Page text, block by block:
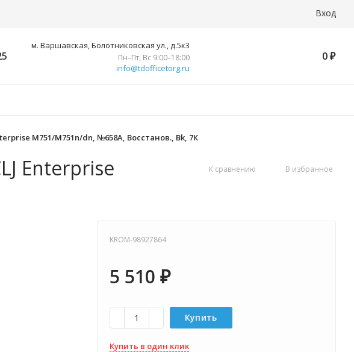
Вход
м. Варшавская, Болотниковская ул., д.5к3
Пн–Пт, Вс 9:00–18:00
info@tdofficetorg.ru
0 ₽
M751/M751n/dn, №658A, Восстанов., Bk, 7К
Enterprise
К сравнению В избранное
KROM-98927864
5 510 ₽
Купить
Купить в один клик